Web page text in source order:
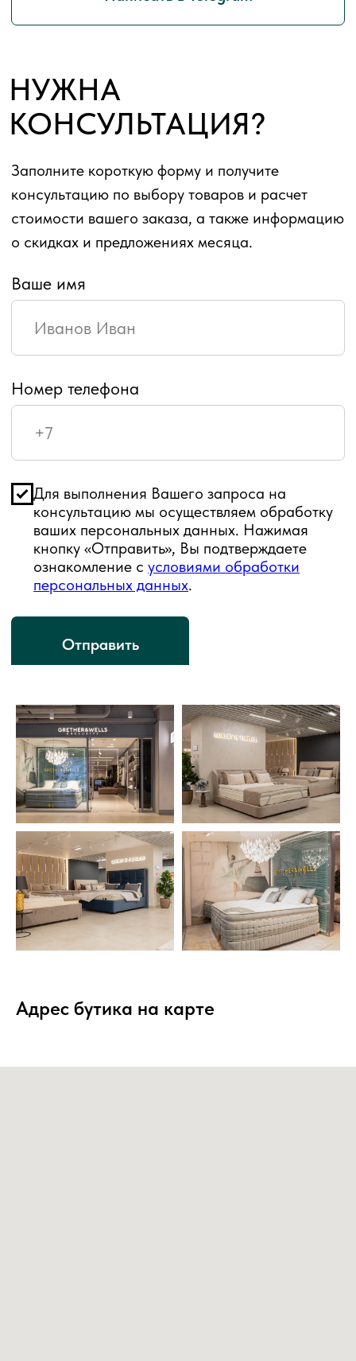
Для выполнения Вашего запроса на
консультацию мы осуществляем обработку
кнопку «Отправить», Вы подтверждаете
ознакомление сусловиями обработки
персональных данных.
Отправить
Адрес бутика на карте